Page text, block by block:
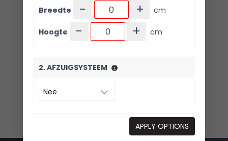
Breedte - + cm
Hoogte - + cm
2. AFZUIGSYSTEEM
APPLY OPTIONS